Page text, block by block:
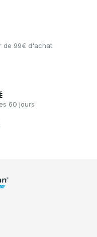
de 99€ d'achat
60 jours